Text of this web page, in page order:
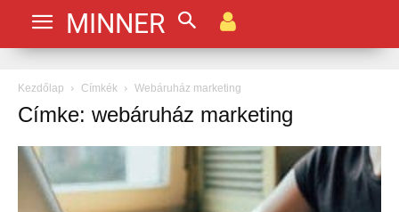
MINNER
Kezdőlap Címkék Webáruház marketing
Címke: webáruház marketing